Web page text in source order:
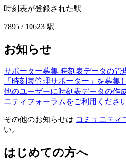
時刻表が登録された駅
7895 / 10623 駅
お知らせ
サポーター募集 時刻表データの管
「時刻表管理サポーター」を募集
他のユーザーに時刻表データの作
ニティフォーラムをご利用ください
その他のお知らせは コミュニティ
い。
はじめての方へ